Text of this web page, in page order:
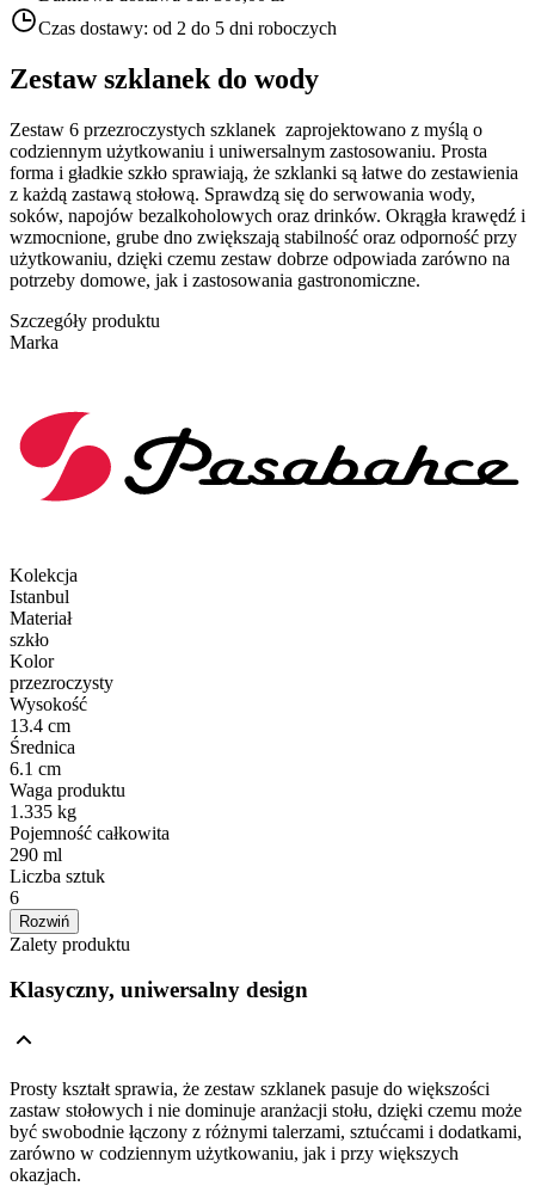
Czas dostawy: od 2 do 5 dni roboczych
Zestaw szklanek do wody
Zestaw 6 przezroczystych szklanek zaprojektowano z myślą o
codziennym użytkowaniu i uniwersalnym zastosowaniu. Prosta
forma i gładkie szkło sprawiają, że szklanki są łatwe do zestawienia
z każdą zastawą stołową. Sprawdzą się do serwowania wody,
soków, napojów bezalkoholowych oraz drinków. Okrągła krawędź i
wzmocnione, grube dno zwiększają stabilność oraz odporność przy
użytkowaniu, dzięki czemu zestaw dobrze odpowiada zarówno na
potrzeby domowe, jak i zastosowania gastronomiczne.
Szczegóły produktu
Marka
Kolekcja
Istanbul
Materiał
szkło
Kolor
przezroczysty
Wysokość
13.4 cm
Średnica
6.1 cm
Waga produktu
1.335 kg
Pojemność całkowita
290 ml
Liczba sztuk
6
Rozwiń
Zalety produktu
Klasyczny, uniwersalny design
Prosty kształt sprawia, że zestaw szklanek pasuje do większości
zastaw stołowych i nie dominuje aranżacji stołu, dzięki czemu może
być swobodnie łączony z różnymi talerzami, sztućcami i dodatkami,
zarówno w codziennym użytkowaniu, jak i przy większych
okazjach.